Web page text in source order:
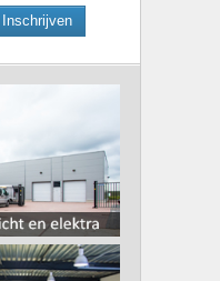
Inschrijven